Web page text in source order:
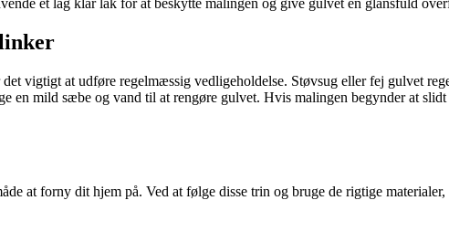
et lag klar lak for at beskytte malingen og give gulvet en glansfuld
vigtigt at udføre regelmæssig vedligeholdelse. Støvsug eller fej gulvet
en mild sæbe og vand til at rengøre gulvet. Hvis malingen begynder at
at forny dit hjem på. Ved at følge disse trin og bruge de rigtige